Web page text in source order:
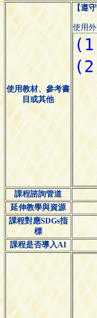
使用教材、參考書
目或其他
【遵
使用
課程諮詢管道
延伸教學與資源
課程對應SDGs指
標
課程是否導入AI